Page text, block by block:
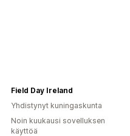
Field Day Ireland
Yhdistynyt kuningaskunta
Noin kuukausi sovelluksen
käyttöä